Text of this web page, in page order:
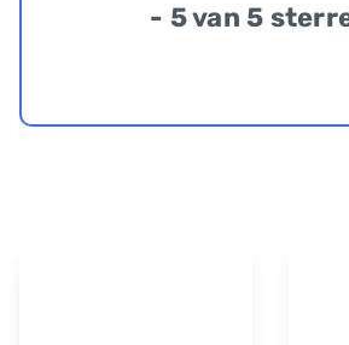
- 5 van 5